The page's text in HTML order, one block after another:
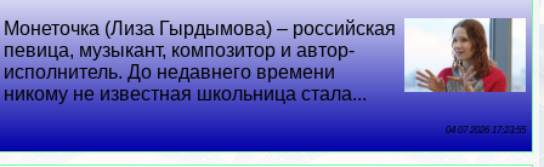
Монеточка (Лиза Гырдымова) – российская
певица, музыкант, композитор и автор-
исполнитель. До недавнего времени
никому не известная школьница стала...
04 07 2026 17:23:55